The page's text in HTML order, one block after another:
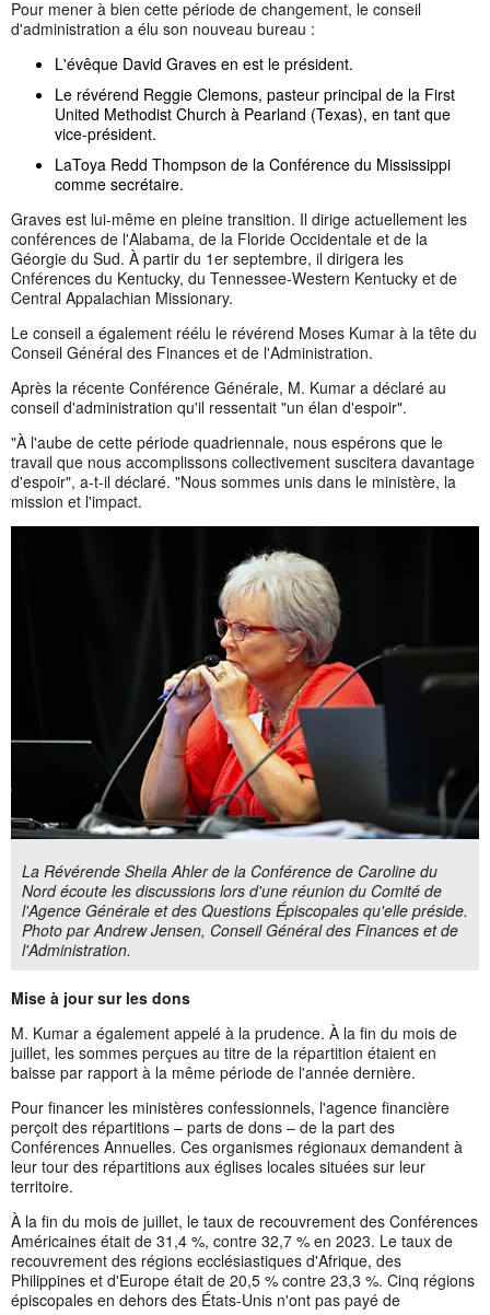
Pour mener à bien cette période de changement, le conseil
d'administration a élu son nouveau bureau :
L'évêque David Graves en est le président.
Le révérend Reggie Clemons, pasteur principal de la First
United Methodist Church à Pearland (Texas), en tant que
vice-président.
LaToya Redd Thompson de la Conférence du Mississippi
comme secrétaire.
Graves est lui-même en pleine transition. Il dirige actuellement les
conférences de l'Alabama, de la Floride Occidentale et de la
Géorgie du Sud. À partir du 1er septembre, il dirigera les
Cnférences du Kentucky, du Tennessee-Western Kentucky et de
Central Appalachian Missionary.
Le conseil a également réélu le révérend Moses Kumar à la tête du
Conseil Général des Finances et de l'Administration.
Après la récente Conférence Générale, M. Kumar a déclaré au
conseil d'administration qu'il ressentait "un élan d'espoir".
"À l'aube de cette période quadriennale, nous espérons que le
travail que nous accomplissons collectivement suscitera davantage
d'espoir", a-t-il déclaré. "Nous sommes unis dans le ministère, la
mission et l'impact.
La Révérende Sheila Ahler de la Conférence de Caroline du
Nord écoute les discussions lors d'une réunion du Comité de
l'Agence Générale et des Questions Épiscopales qu'elle préside.
Photo par Andrew Jensen, Conseil Général des Finances et de
l'Administration.
Mise à jour sur les dons
M. Kumar a également appelé à la prudence. À la fin du mois de
juillet, les sommes perçues au titre de la répartition étaient en
baisse par rapport à la même période de l'année dernière.
Pour financer les ministères confessionnels, l'agence financière
perçoit des répartitions – parts de dons – de la part des
Conférences Annuelles. Ces organismes régionaux demandent à
leur tour des répartitions aux églises locales situées sur leur
territoire.
À la fin du mois de juillet, le taux de recouvrement des Conférences
Américaines était de 31,4 %, contre 32,7 % en 2023. Le taux de
recouvrement des régions ecclésiastiques d'Afrique, des
Philippines et d'Europe était de 20,5 % contre 23,3 %. Cinq régions
épiscopales en dehors des États-Unis n'ont pas payé de